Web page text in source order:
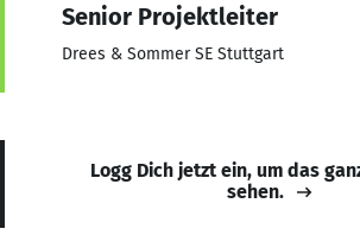
Senior Projektleiter
Drees & Sommer SE Stuttgart
Logg Dich jetzt ein, um das
sehen.